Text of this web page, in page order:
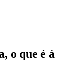
o que é à